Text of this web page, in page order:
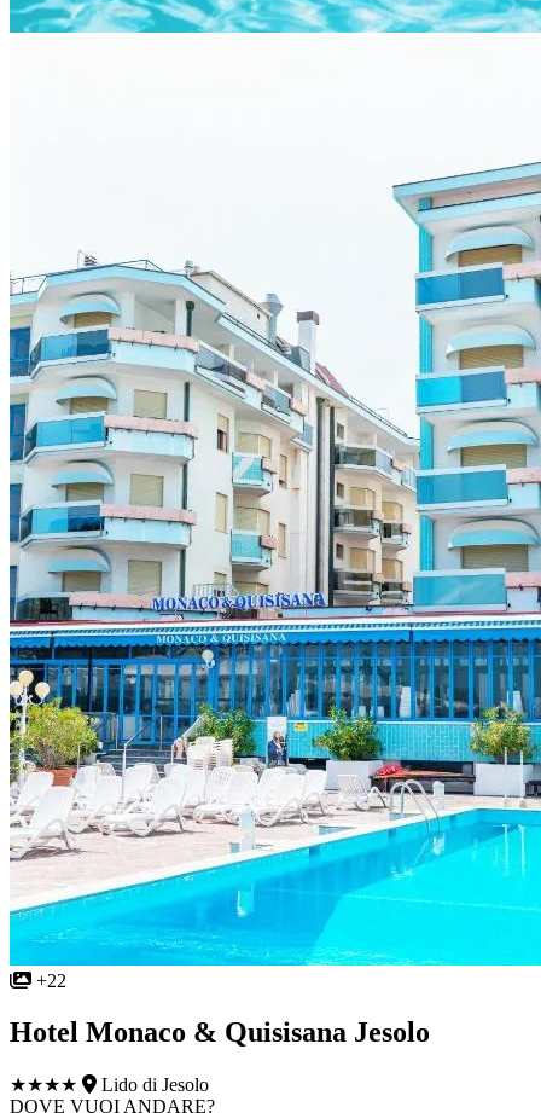
+22
Hotel Monaco & Quisisana Jesolo
★★★★
Lido di Jesolo
DOVE VUOI ANDARE?